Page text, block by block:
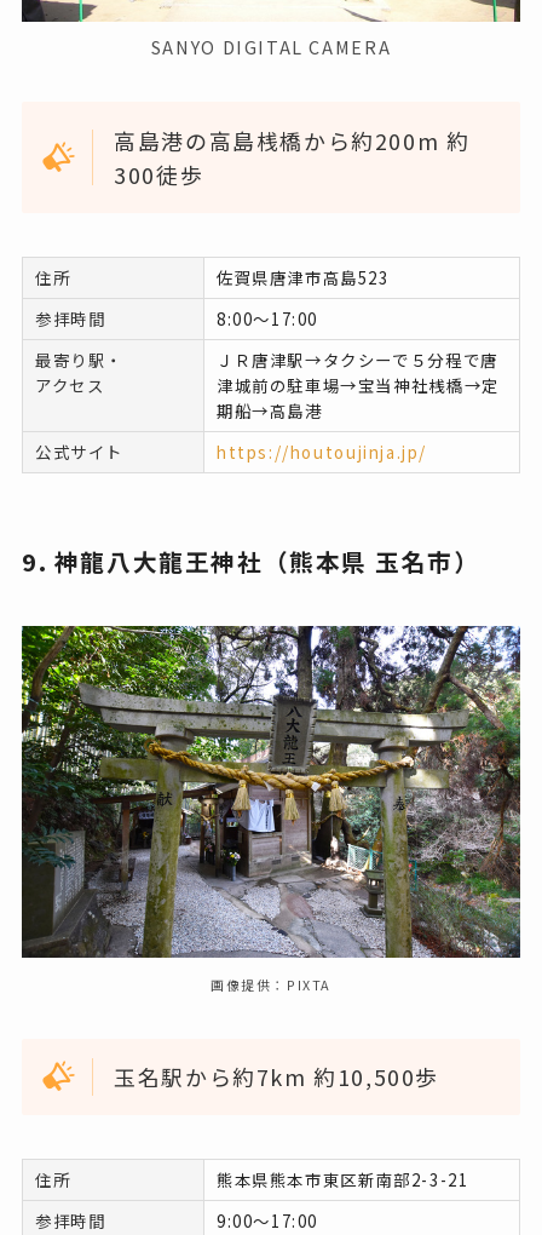
SANYO DIGITAL CAMERA
高島港の高島桟橋から約200m 約
300徒歩
住所
佐賀県唐津市高島523
参拝時間
8:00～17:00
最寄り駅・
アクセス
ＪＲ唐津駅→タクシーで５分程で唐
津城前の駐車場→宝当神社桟橋→定
期船→高島港
公式サイト
https://houtoujinja.jp/
9. 神龍八大龍王神社（熊本県 玉名市）
画像提供：PIXTA
玉名駅から約7km 約10,500歩
住所
熊本県熊本市東区新南部2-3-21
参拝時間
9:00～17:00